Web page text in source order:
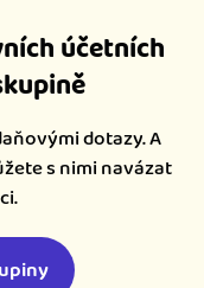
účetních
dotazy. A
s nimi navázat